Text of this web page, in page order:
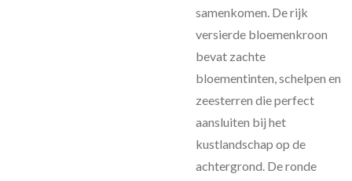
samenkomen. De rijk
versierde bloemenkroon
bevat zachte
bloementinten, schelpen en
zeesterren die perfect
aansluiten bij het
kustlandschap op de
achtergrond. De ronde